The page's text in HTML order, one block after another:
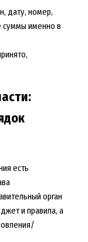
дату, номер,
суммы именно в
есть
орган
и правила, а